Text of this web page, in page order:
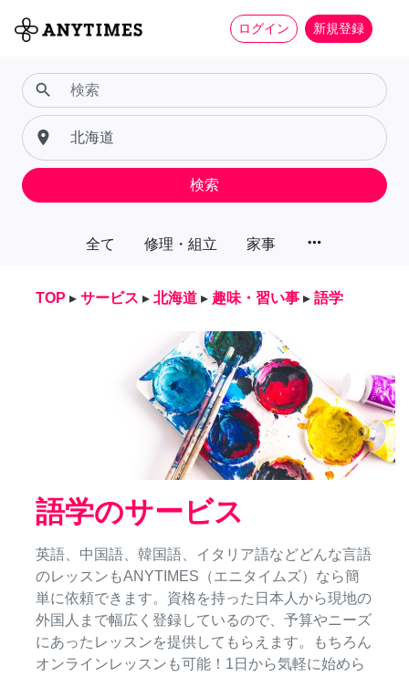
ログイン 新規登録
全て 修理・組立 家事 more_horiz
search
place
検索
TOP ▸ サービス ▸ 北海道 ▸ 趣味・習い事 ▸ 語学
語学のサービス
英語、中国語、韓国語、イタリア語などどんな言語
のレッスンもANYTIMES（エニタイムズ）なら簡
単に依頼できます。資格を持った日本人から現地の
外国人まで幅広く登録しているので、予算やニーズ
にあったレッスンを提供してもらえます。もちろん
オンラインレッスンも可能！1日から気軽に始めら